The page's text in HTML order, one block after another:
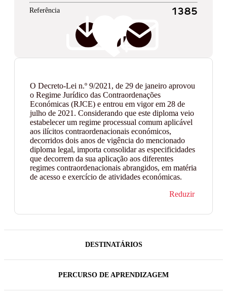
Referência 1385
O Decreto-Lei n.º 9/2021, de 29 de janeiro aprovou
o Regime Jurídico das Contraordenações
Económicas (RJCE) e entrou em vigor em 28 de
julho de 2021. Considerando que este diploma veio
estabelecer um regime processual comum aplicável
aos ilícitos contraordenacionais económicos,
decorridos dois anos de vigência do mencionado
diploma legal, importa consolidar as especificidades
que decorrem da sua aplicação aos diferentes
regimes contraordenacionais abrangidos, em matéria
de acesso e exercício de atividades económicas.
Reduzir
DESTINATÁRIOS
PERCURSO DE APRENDIZAGEM